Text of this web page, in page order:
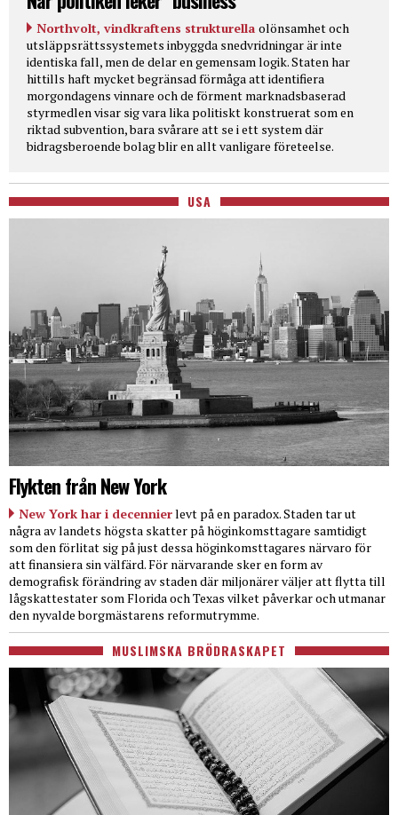
Northvolt, vindkraftens strukturella olönsamhet och
utsläppsrättssystemets inbyggda snedvridningar är inte
identiska fall, men de delar en gemensam logik. Staten har
hittills haft mycket begränsad förmåga att identifiera
morgondagens vinnare och de förment marknadsbaserad
styrmedlen visar sig vara lika politiskt konstruerat som en
riktad subvention, bara svårare att se i ett system där
bidragsberoende bolag blir en allt vanligare företeelse.
USA
Flykten från New York
New York har i decennierlevt på en paradox. Staden tar ut
några av landets högsta skatter på höginkomsttagare samtidigt
som den förlitat sig på just dessa höginkomsttagares närvaro för
att finansiera sin välfärd. För närvarande sker en form av
demografisk förändring av staden där miljonärer väljer att flytta till
lågskattestater som Florida och Texas vilket påverkar och utmanar
den nyvalde borgmästarens reformutrymme.
MUSLIMSKA BRÖDRASKAPET